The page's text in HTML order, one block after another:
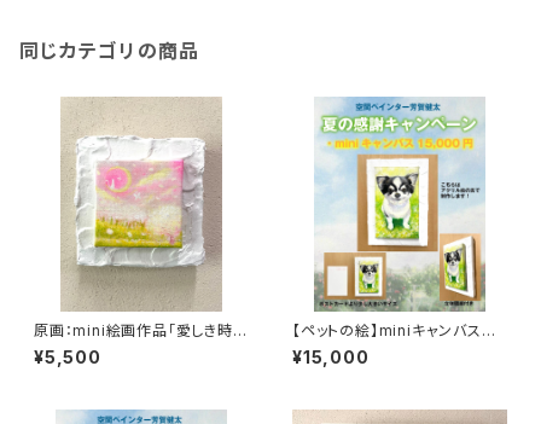
同じカテゴリの商品
原画：mini絵画作品「愛しき時
間」
¥5,500
【ペットの絵】miniキャンバス制
作（アクリル絵の具・ポストカー
ドサイズ）
¥15,000